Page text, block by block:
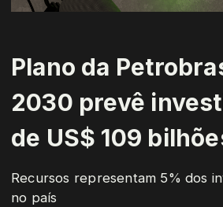
Plano da
2030 prevê
de US$ 109
Recursos representam 5% dos
no país